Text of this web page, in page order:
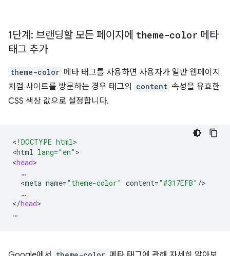
1단계: 브랜딩할 모든 페이지에 theme-color 메타
태그 추가
theme-color 메타 태그를 사용하면 사용자가 일반 웹페이지
처럼 사이트를 방문하는 경우 태그의
content 속성을 유효한
CSS 색상 값으로 설정합니다.
< !DOCTYPE html>
<html lang="en" >
<head
<meta name="theme-color" content="#317EFB" /
…
</head>